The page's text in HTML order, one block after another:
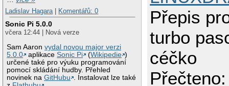
Ladislav Hagara
Komentářů: 0
Sonic Pi 5.0.0
včera 12:44 | Nová verze
Sam Aaronvydal novou major verzi
5.0.0
aplikaceSonic Pi (Wikipedie )
určené také pro výuku programování
pomocí skládání hudby. Přehled
novinek naGitHubu . Instalovat lze také
Přepis
turbo
céčko